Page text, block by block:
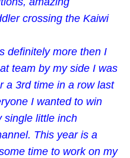
crossing the Kaiwi
definitely more then I
team by my side I was
a 3rd time in a row last
I wanted to win
single little inch
This year is a
time to work on my